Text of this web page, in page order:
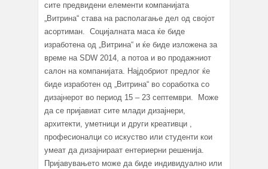
сите предвидени елементи компанијата
„Витрина“ става на располагање дел од својот
асортиман. Социјалната маса ќе биде
изработена од „Витрина“ и ќе биде изложена за
време на SDW 2014, а потоа и во продажниот
салон на компанијата. Најдобриот предлог ќе
биде изработен од „Витрина“ во соработка со
дизајнерот во период 15 – 23 септември. Може
да се пријавиат сите млади дизајнери,
архитекти, уметници и други креaтивци ,
професионалци со искуство или студенти кои
умеат да дизајнираат ентериерни решенија.
Пријавувањето може да биде индивидуално или